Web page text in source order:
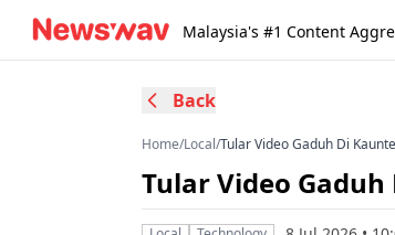
Malaysia's #1 Content
Back
Home/Local/Tular Video Gaduh Di
Tular Video Gaduh